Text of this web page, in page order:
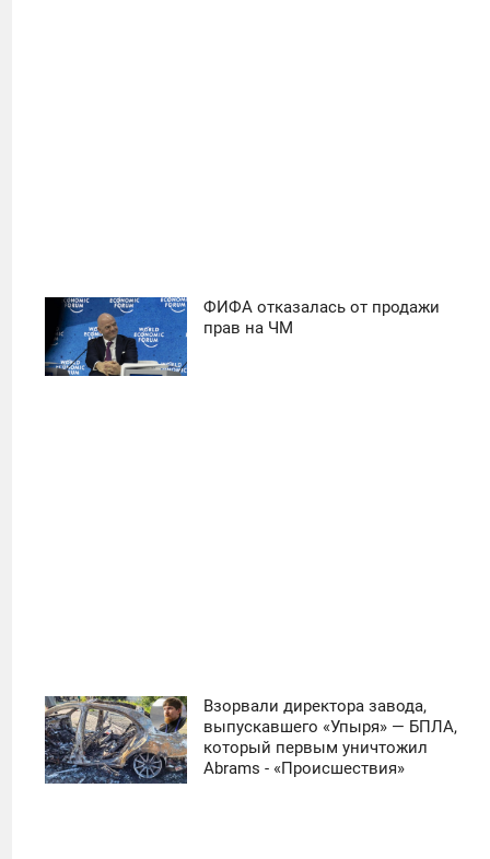
ФИФА отказалась от продажи
прав на ЧМ
Взорвали директора завода,
выпускавшего «Упыря» — БПЛА,
который первым уничтожил
Abrams - «Происшествия»